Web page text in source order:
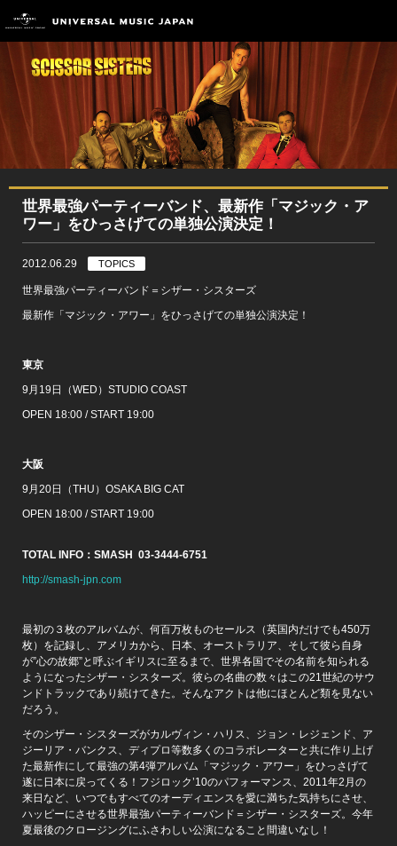
世界最強パーティーバンド、最新作「マジック・ア
ワー」をひっさげての単独公演決定！
2012.06.29 TOPICS
世界最強パーティーバンド＝シザー・シスターズ
最新作「マジック・アワー」をひっさげての単独公演決定！
東京
9月19日（WED）STUDIO COAST
OPEN 18:00 / START 19:00
大阪
9月20日（THU）OSAKA BIG CAT
OPEN 18:00 / START 19:00
TOTAL INFO：SMASH 03-3444-6751
http://smash-jpn.com
最初の３枚のアルバムが、何百万枚ものセールス（英国内だけでも450万
枚）を記録し、アメリカから、日本、オーストラリア、そして彼ら自身
が”心の故郷”と呼ぶイギリスに至るまで、世界各国でその名前を知られる
ようになったシザー・シスターズ。彼らの名曲の数々はこの21世紀のサウ
ンドトラックであり続けてきた。そんなアクトは他にほとんど類を見ない
だろう。
そのシザー・シスターズがカルヴィン・ハリス、ジョン・レジェンド、ア
ジーリア・バンクス、ディプロ等数多くのコラボレーターと共に作り上げ
た最新作にして最強の第4弾アルバム「マジック・アワー」をひっさげて
遂に日本に戻ってくる！フジロック’10のパフォーマンス、2011年2月の
来日など、いつでもすべてのオーディエンスを愛に満ちた気持ちにさせ、
ハッピーにさせる世界最強パーティーバンド＝シザー・シスターズ。今年
夏最後のクロージングにふさわしい公演になること間違いなし！